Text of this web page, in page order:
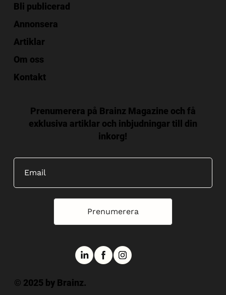
Bli publicerad
Annonsera
Artiklar
Om oss
Kontakt
Prenumerera på Brainz Magazine och få
exklusiva artiklar och inbjudningar till din
inkorg!
Prenumerera
© 2025 by Brainz.